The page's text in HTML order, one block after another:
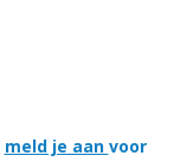
meld je aan voor